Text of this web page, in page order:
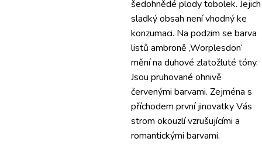
šedohnědé plody tobolek. Jejich
sladký obsah není vhodný ke
konzumaci. Na podzim se barva
listů ambroně ‚Worplesdon‘
mění na duhové zlatožluté tóny.
Jsou pruhované ohnivě
červenými barvami. Zejména s
příchodem první jinovatky Vás
strom okouzlí vzrušujícími a
romantickými barvami.